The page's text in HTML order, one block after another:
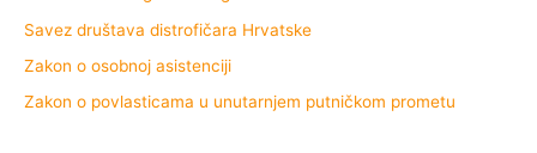
Savez društava distrofičara Hrvatske
Zakon o osobnoj asistenciji
Zakon o povlasticama u unutarnjem putničkom prometu